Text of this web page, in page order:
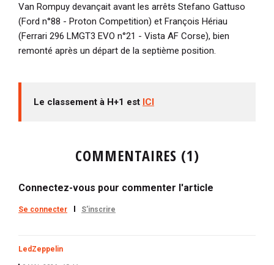
Van Rompuy devançait avant les arrêts Stefano Gattuso
(Ford n°88 - Proton Competition) et François Hériau
(Ferrari 296 LMGT3 EVO n°21 - Vista AF Corse), bien
remonté après un départ de la septième position.
Le classement à H+1 est ICI
COMMENTAIRES (1)
Connectez-vous pour commenter l'article
Se connecter S'inscrire
LedZeppelin